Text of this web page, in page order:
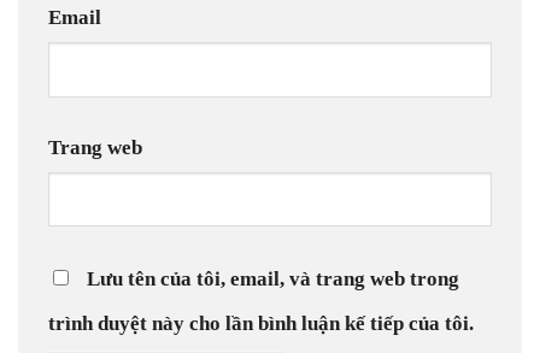
Email
Trang web
Lưu tên của tôi, email, và trang web trong
trình duyệt này cho lần bình luận kế tiếp của tôi.